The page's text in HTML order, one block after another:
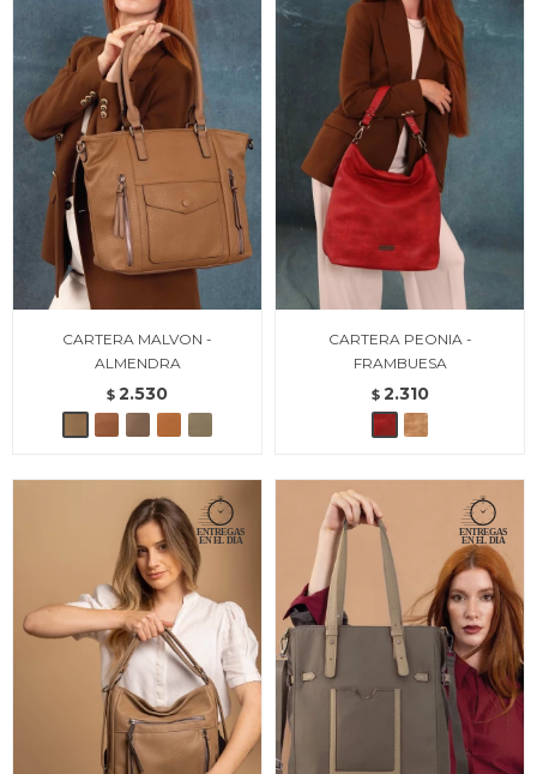
CARTERA MALVON -
ALMENDRA
$ 2.530
CARTERA PEONIA -
FRAMBUESA
$ 2.310